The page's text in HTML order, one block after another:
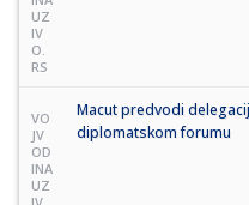
UZ
IV
O.
RS
VO
JV
OD
INA
UZ
Macut predvodi
diplomatskom forumu